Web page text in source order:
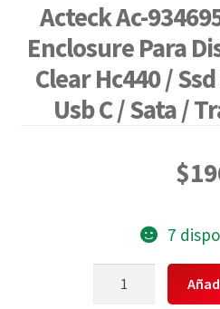
Acteck Ac-
Enclosure Para
Clear Hc440 /
Usb C / Sata /
$
7